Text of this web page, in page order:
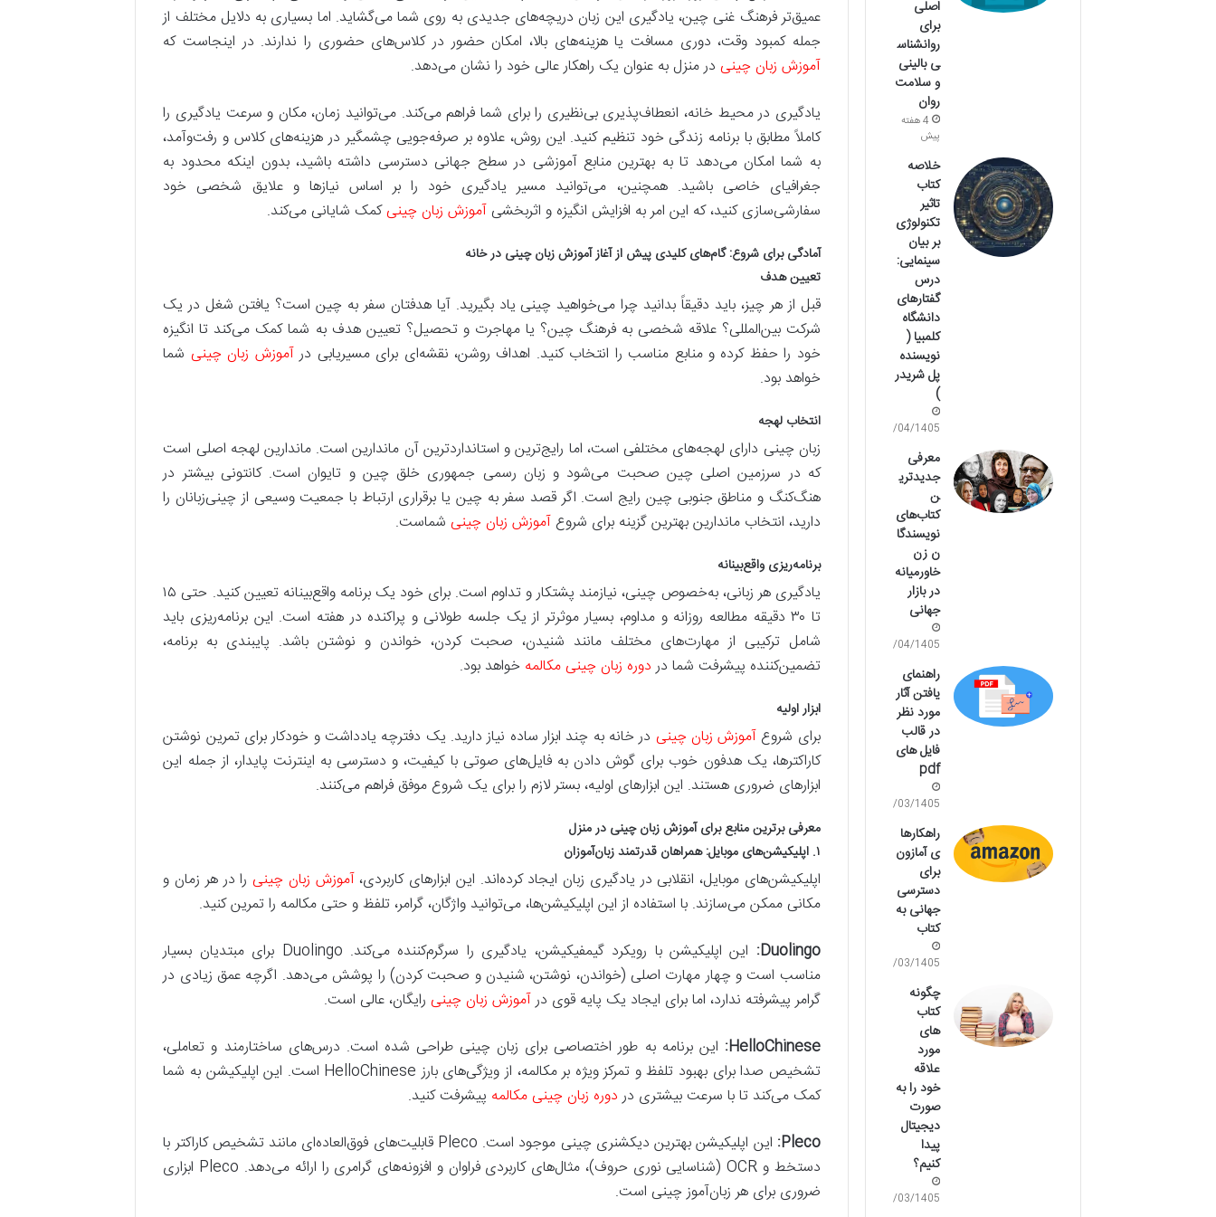
عمیق‌تر فرهنگ غنی چین، یادگیری این زبان دریچه‌های جدیدی به روی شما می‌گشاید. اما بسیاری به دلایل مختلف از
جمله کمبود وقت، دوری مسافت یا هزینه‌های بالا، امکان حضور در کلاس‌های حضوری را ندارند. در اینجاست که
آموزش زبان چینی در منزل به عنوان یک راهکار عالی خود را نشان می‌دهد.
یادگیری در محیط خانه، انعطاف‌پذیری بی‌نظیری را برای شما فراهم می‌کند. می‌توانید زمان، مکان و سرعت یادگیری را
کاملاً مطابق با برنامه زندگی خود تنظیم کنید. این روش، علاوه بر صرفه‌جویی چشمگیر در هزینه‌های کلاس و رفت‌وآمد،
به شما امکان می‌دهد تا به بهترین منابع آموزشی در سطح جهانی دسترسی داشته باشید، بدون اینکه محدود به
جغرافیای خاصی باشید. همچنین، می‌توانید مسیر یادگیری خود را بر اساس نیازها و علایق شخصی خود
سفارشی‌سازی کنید، که این امر به افزایش انگیزه و اثربخشیآموزش زبان چینیکمک شایانی می‌کند.
آمادگی برای شروع: گام‌های کلیدی پیش از آغاز آموزش زبان چینی در خانه
تعیین هدف
قبل از هر چیز، باید دقیقاً بدانید چرا می‌خواهید چینی یاد بگیرید. آیا هدفتان سفر به چین است؟ یافتن شغل در یک
شرکت بین‌المللی؟ علاقه شخصی به فرهنگ چین؟ یا مهاجرت و تحصیل؟ تعیین هدف به شما کمک می‌کند تا انگیزه
خود را حفظ کرده و منابع مناسب را انتخاب کنید. اهداف روشن، نقشه‌ای برای مسیریابی درآموزش زبان چینی شما
خواهد بود.
انتخاب لهجه
زبان چینی دارای لهجه‌های مختلفی است، اما رایج‌ترین و استانداردترین آن ماندارین است. ماندارین لهجه اصلی است
که در سرزمین اصلی چین صحبت می‌شود و زبان رسمی جمهوری خلق چین و تایوان است. کانتونی بیشتر در
هنگ‌کنگ و مناطق جنوبی چین رایج است. اگر قصد سفر به چین یا برقراری ارتباط با جمعیت وسیعی از چینی‌زبانان را
دارید، انتخاب ماندارین بهترین گزینه برای شروعآموزش زبان چینی شماست.
برنامه‌ریزی واقع‌بینانه
یادگیری هر زبانی، به‌خصوص چینی، نیازمند پشتکار و تداوم است. برای خود یک برنامه واقع‌بینانه تعیین کنید. حتی ۱۵
تا ۳۰ دقیقه مطالعه روزانه و مداوم، بسیار موثرتر از یک جلسه طولانی و پراکنده در هفته است. این برنامه‌ریزی باید
شامل ترکیبی از مهارت‌های مختلف مانند شنیدن، صحبت کردن، خواندن و نوشتن باشد. پایبندی به برنامه،
تضمین‌کننده پیشرفت شما دردوره زبان چینی مکالمه خواهد بود.
ابزار اولیه
برای شروع آموزش زبان چینی در خانه به چند ابزار ساده نیاز دارید. یک دفترچه یادداشت و خودکار برای تمرین نوشتن
کاراکترها، یک هدفون خوب برای گوش دادن به فایل‌های صوتی با کیفیت، و دسترسی به اینترنت پایدار، از جمله این
ابزارهای ضروری هستند. این ابزارهای اولیه، بستر لازم را برای یک شروع موفق فراهم می‌کنند.
معرفی برترین منابع برای آموزش زبان چینی در منزل
۱. اپلیکیشن‌های موبایل: همراهان قدرتمند زبان‌آموزان
اپلیکیشن‌های موبایل، انقلابی در یادگیری زبان ایجاد کرده‌اند. این ابزارهای کاربردی،آموزش زبان چینی را در هر زمان و
مکانی ممکن می‌سازند. با استفاده از این اپلیکیشن‌ها، می‌توانید واژگان، گرامر، تلفظ و حتی مکالمه را تمرین کنید.
Duolingo:
این اپلیکیشن با رویکرد گیمفیکیشن، یادگیری را سرگرم‌کننده می‌کند. Duolingo برای مبتدیان بسیار
مناسب است و چهار مهارت اصلی (خواندن، نوشتن، شنیدن و صحبت کردن) را پوشش می‌دهد. اگرچه عمق زیادی در
گرامر پیشرفته ندارد، اما برای ایجاد یک پایه قوی درآموزش زبان چینی رایگان، عالی است.
HelloChinese: این برنامه به طور اختصاصی برای زبان چینی طراحی شده است. درس‌های ساختارمند و تعاملی،
تشخیص صدا برای بهبود تلفظ و تمرکز ویژه بر مکالمه، از ویژگی‌های بارز HelloChinese است. این اپلیکیشن به شما
کمک می‌کند تا با سرعت بیشتری دردوره زبان چینی مکالمه پیشرفت کنید.
Pleco:
این اپلیکیشن بهترین دیکشنری چینی موجود است. Pleco قابلیت‌های فوق‌العاده‌ای مانند تشخیص کاراکتر با
دستخط و OCR (شناسایی نوری حروف)، مثال‌های کاربردی فراوان و افزونه‌های گرامری را ارائه می‌دهد. Pleco ابزاری
ضروری برای هر زبان‌آموز چینی است.
اصلی
برای
روانشناس
ی بالینی
و سلامت
روان
4 هفته
پیش
خلاصه
کتاب
تاثیر
تکنولوژی
بر بیان
سینمایی:
درس
گفتارهای
دانشگاه
کلمبیا (
نویسنده
پل شریدر
)
17/04/1405
معرفی
جدیدتری
ن
کتاب‌های
نویسندگا
ن زن
خاورمیانه
در بازار
جهانی
17/04/1405
راهنمای
یافتن آثار
مورد نظر
در قالب
فایل های
pdf
28/03/1405
راهکارها
ی آمازون
برای
دسترسی
جهانی به
کتاب
23/03/1405
چگونه
کتاب
های
مورد
علاقه
خود را به
صورت
دیجیتال
پیدا
کنیم؟
17/03/1405